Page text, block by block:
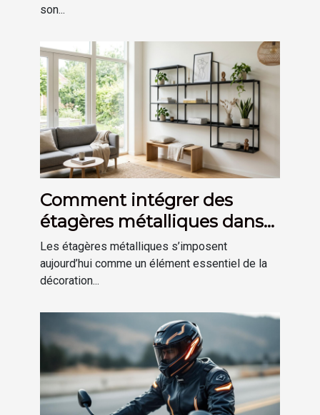
son...
Comment intégrer des
étagères métalliques dans
une déco moderne ?
Les étagères métalliques s’imposent
aujourd’hui comme un élément essentiel de la
décoration...